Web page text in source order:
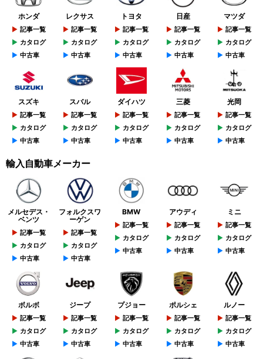
ホンダ
記事一覧
カタログ
中古車
レクサス
記事一覧
カタログ
中古車
トヨタ
記事一覧
カタログ
中古車
日産
記事一覧
カタログ
中古車
マツダ
記事一覧
カタログ
中古車
スズキ
記事一覧
カタログ
中古車
スバル
記事一覧
カタログ
中古車
ダイハツ
記事一覧
カタログ
中古車
三菱
記事一覧
カタログ
中古車
光岡
記事一覧
カタログ
中古車
輸入自動車メーカー
メルセデス・
ベンツ
記事一覧
カタログ
中古車
フォルクスワ
ーゲン
記事一覧
カタログ
中古車
BMW
記事一覧
カタログ
中古車
アウディ
記事一覧
カタログ
中古車
ミニ
記事一覧
カタログ
中古車
ボルボ
記事一覧
カタログ
中古車
ジープ
記事一覧
カタログ
中古車
プジョー
記事一覧
カタログ
中古車
ポルシェ
記事一覧
カタログ
中古車
ルノー
記事一覧
カタログ
中古車